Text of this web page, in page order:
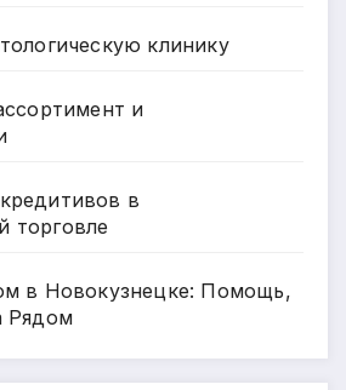
клинику
и
в
торговле
в Новокузнецке: Помощь,
Рядом